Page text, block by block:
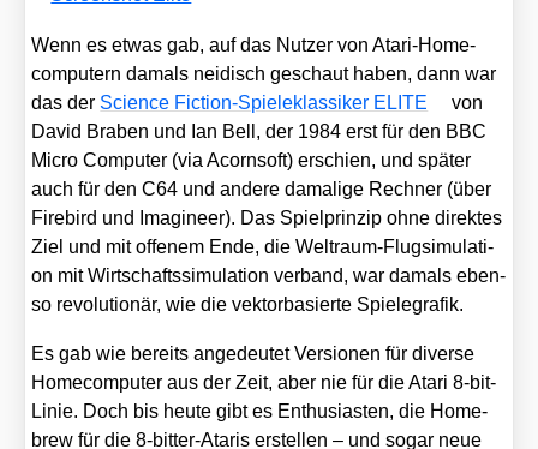
Wenn es etwas gab, auf das Nut­zer von Ata­ri-Home­
com­pu­tern damals nei­disch geschaut haben, dann war
das der Sci­ence Fic­tion-Spie­le­klas­si­ker ELITE
von
David Bra­ben und Ian Bell, der 1984 erst für den BBC
Micro Com­pu­ter (via Acorn­soft) erschien, und spä­ter
auch für den C64 und ande­re dama­li­ge Rech­ner (über
Fire­bird und Ima­gi­neer). Das Spiel­prin­zip ohne direk­tes
Ziel und mit offe­nem Ende, die Welt­raum-Flug­si­mu­la­ti­
on mit Wirt­schafts­si­mu­la­ti­on ver­band, war damals eben­
so revo­lu­tio­när, wie die vek­tor­ba­sier­te Spie­le­gra­fik.
Es gab wie bereits ange­deu­tet Ver­sio­nen für diver­se
Home­com­pu­ter aus der Zeit, aber nie für die Ata­ri 8‑bit-
Linie. Doch bis heu­te gibt es Enthu­si­as­ten, die Home­
brew für die 8‑bit­ter-Ata­ris erstel­len – und sogar neue